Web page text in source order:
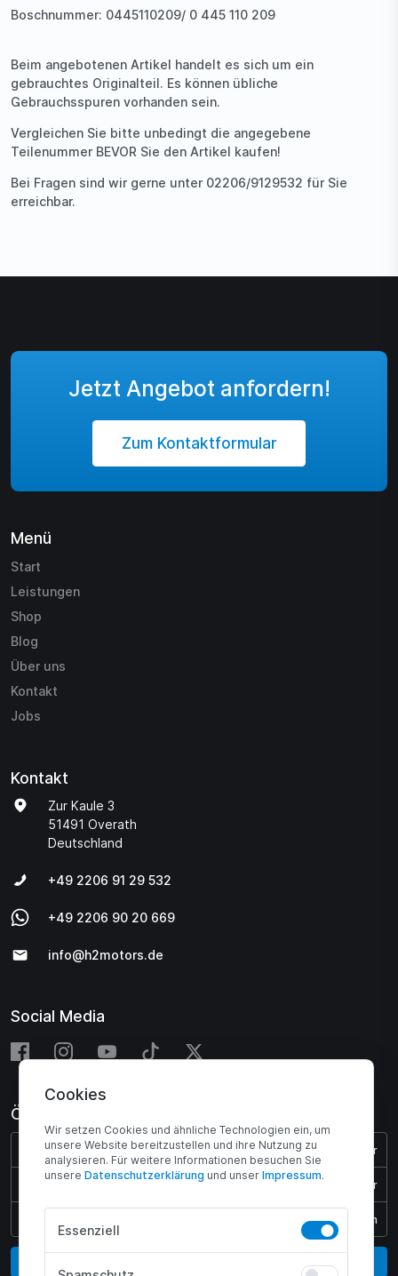
Boschnummer: 0445110209/ 0 445 110 209
Beim angebotenen Artikel handelt es sich um ein
gebrauchtes Originalteil. Es können übliche
Gebrauchsspuren vorhanden sein.
Vergleichen Sie bitte unbedingt die angegebene
Teilenummer BEVOR Sie den Artikel kaufen!
Bei Fragen sind wir gerne unter 02206/9129532 für Sie
erreichbar.
Jetzt Angebot anfordern!
Zum Kontaktformular
Menü
Start
Leistungen
Shop
Blog
Über uns
Kontakt
Jobs
Kontakt
Zur Kaule 3
51491 Overath
Deutschland
+49 2206 91 29 532
+49 2206 90 20 669
info@h2motors.de
Social Media
Öffnungszeiten
Montag - Donnerstag: 08:00 - 17:00 Uhr
08:00 - 15:45 Uhr
Geschlossen
Cookies
Wir setzen Cookies und ähnliche Technologien ein, um
unsere Website bereitzustellen und ihre Nutzung zu
analysieren. Für weitere Informationen besuchen Sie
unsere Daten­schutz­erklärung und unser Impressum.
Essenziell